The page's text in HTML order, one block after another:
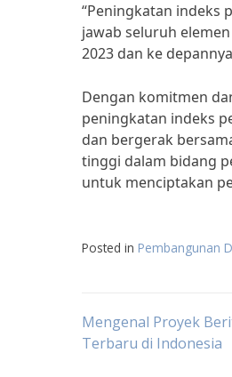
“Peningkatan indeks
jawab seluruh
2023 dan ke
Dengan komitmen
peningkatan indeks
dan bergerak
tinggi dalam bidang
untuk menciptakan
Posted in Pembangunan
Post
Mengenal Proyek
Terbaru di Indonesia